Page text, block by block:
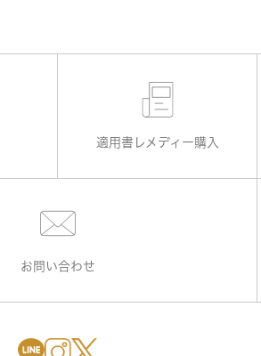
適用書レメディー購入
お問い合わせ